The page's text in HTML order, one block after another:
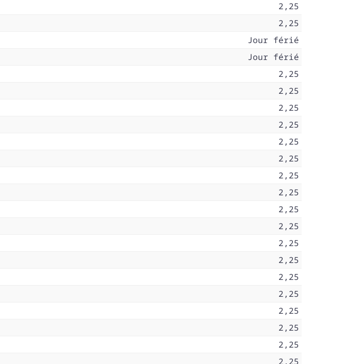
2,25
2,25
Jour férié
Jour férié
2,25
2,25
2,25
2,25
2,25
2,25
2,25
2,25
2,25
2,25
2,25
2,25
2,25
2,25
2,25
2,25
2,25
2,25